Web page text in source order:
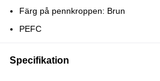
Färg på pennkroppen: Brun
PEFC
Specifikation